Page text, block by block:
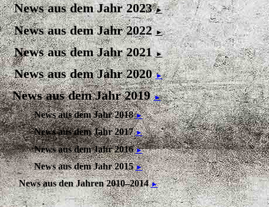
News aus dem Jahr 2023►
News aus dem Jahr 2022►
News aus dem Jahr 2021►
News aus dem Jahr 2020 ►
News aus dem Jahr 2019►
News aus dem Jahr 2018►
News aus dem Jahr 2017►
News aus dem Jahr 2016►
News aus dem Jahr 2015►
News aus den Jahren 2010–2014►